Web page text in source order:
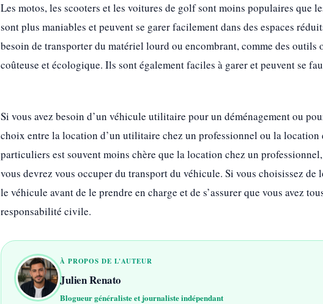
Les motos, les scooters et les voitures de golf sont moins populaires que
sont plus maniables et peuvent se garer facilement dans des espaces
besoin de transporter du matériel lourd ou encombrant, comme des outils
coûteuse et écologique. Ils sont également faciles à garer et peuvent se
Si vous avez besoin d’un véhicule utilitaire pour un déménagement ou
choix entre la location d’un utilitaire chez un professionnel ou la
particuliers est souvent moins chère que la location chez un
vous devrez vous occuper du transport du véhicule. Si vous choisissez
le véhicule avant de le prendre en charge et de s’assurer que vous avez
responsabilité civile.
À PROPOS DE L'AUTEUR
Julien Renato
Blogueur généraliste et journaliste indépendant